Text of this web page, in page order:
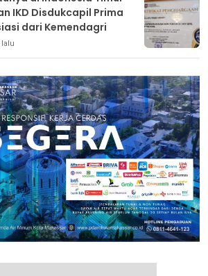
IKD Disdukcapil Prima
dari Kemendagri